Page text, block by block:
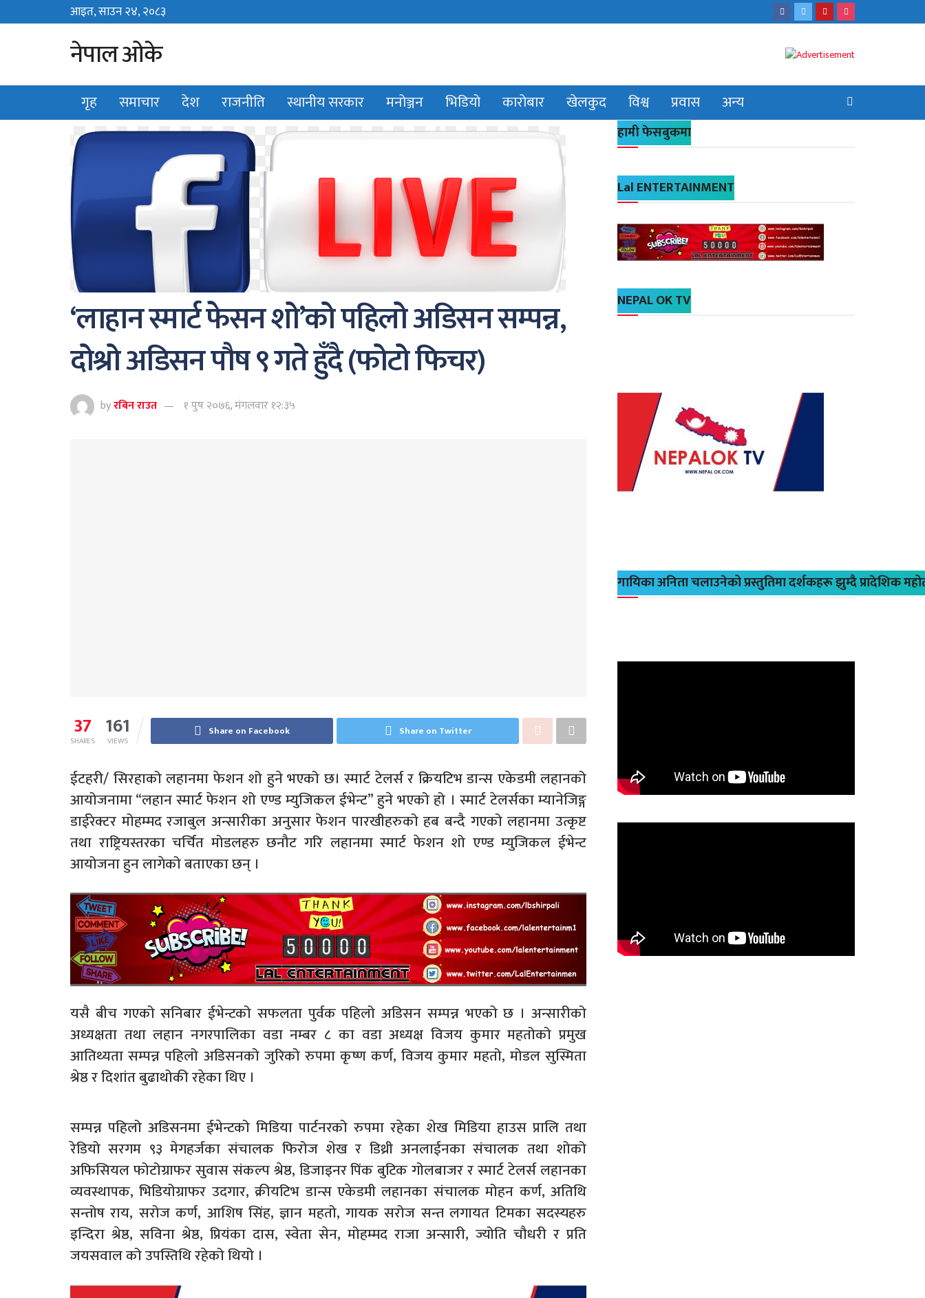
आइत, साउन २४, २०८३
नेपाल ओके
गृह समाचार देश राजनीति स्थानीय सरकार मनोञ्जन भिडियो कारोबार खेलकुद विश्व प्रवास अन्य
‘लाहान स्मार्ट फेसन शो’को पहिलो अडिसन सम्पन्न,
दोश्रो अडिसन पौष ९ गते हुँदै (फोटो फिचर)
byरबिन राउत १ पुष २०७६, मंगलवार १२:३५
37
SHARES 161
VIEWS
Share on Facebook Share on Twitter
ईटहरी/ सिरहाको लहानमा फेशन शो हुने भएको छ। स्मार्ट टेलर्स र क्रियटिभ डान्स एकेडमी लहानको
आयोजनामा “लहान स्मार्ट फेशन शो एण्ड म्युजिकल ईभेन्ट” हुने भएको हो । स्मार्ट टेलर्सका म्यानेजिङ्ग
डाईरेक्टर मोहम्मद रजाबुल अन्सारीका अनुसार फेशन पारखीहरुको हब बन्दै गएको लहानमा उत्कृष्ट
तथा राष्ट्रियस्तरका चर्चित मोडलहरु छनौट गरि लहानमा स्मार्ट फेशन शो एण्ड म्युजिकल ईभेन्ट
आयोजना हुन लागेको बताएका छन् ।
यसै बीच गएको सनिबार ईभेन्टको सफलता पुर्वक पहिलो अडिसन सम्पन्न भएको छ । अन्सारीको
अध्यक्षता तथा लहान नगरपालिका वडा नम्बर ८ का वडा अध्यक्ष विजय कुमार महतोको प्रमुख
आतिथ्यता सम्पन्न पहिलो अडिसनको जुरिको रुपमा कृष्ण कर्ण, विजय कुमार महतो, मोडल सुस्मिता
श्रेष्ठ र दिशांत बुढाथोकी रहेका थिए ।
सम्पन्न पहिलो अडिसनमा ईभेन्टको मिडिया पार्टनरको रुपमा रहेका शेख मिडिया हाउस प्रालि तथा
रेडियो सरगम ९३ मेगहर्जका संचालक फिरोज शेख र डिथ्री अनलाईनका संचालक तथा शोको
अफिसियल फोटोग्राफर सुवास संकल्प श्रेष्ठ, डिजाइनर पिंक बुटिक गोलबाजर र स्मार्ट टेलर्स लहानका
व्यवस्थापक, भिडियोग्राफर उदगार, क्रीयटिभ डान्स एकेडमी लहानका संचालक मोहन कर्ण, अतिथि
सन्तोष राय, सरोज कर्ण, आशिष सिंह, ज्ञान महतो, गायक सरोज सन्त लगायत टिमका सदस्यहरु
इन्दिरा श्रेष्ठ, सविना श्रेष्ठ, प्रियंका दास, स्वेता सेन, मोहम्मद राजा अन्सारी, ज्योति चौधरी र प्रति
जयसवाल को उपस्तिथि रहेको थियो ।
हामी फेसबुकमा
Lal ENTERTAINMENT
NEPAL OK TV
गायिका अनिता चलाउनेको प्रस्तुतिमा दर्शकहरू झुम्दै प्रादेशिक